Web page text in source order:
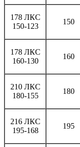
178 ЛКC
150-123
150
178 ЛКС
160-130
160
210 ЛКC
180-155
180
216 ЛКC
195-168
195